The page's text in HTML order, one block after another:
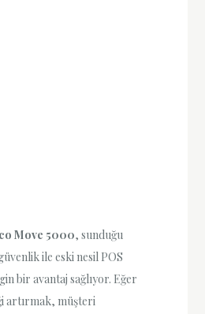
Move 5000, sunduğu
ile eski nesil POS
bir avantaj sağlıyor. Eğer
artırmak, müşteri